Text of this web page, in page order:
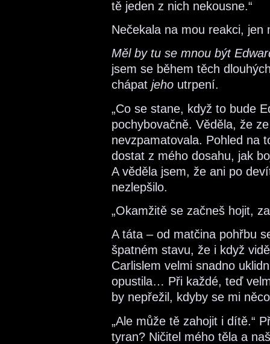
tě jeden z nich nekousne.“
Nečekala na mou reakci, jen
Měl by tu se mnou být
jsem se během těch
chápat jeho utrpení.
„Co se stane, když to bude
pochybovačně. Věděla, že
nevzpamatovala. Pohled na
dostat z mého dosahu, jak
A věděla jsem, že ani po
nezlepšilo.
„Okamžitě se začneš hojit,
A táta – od matčina pohřbu
špatném stavu, že i když
Carlislem velmi snadno
opustila… Při každé, teď
by nepřežil, kdyby se mi
„Ale může tě zahojit i dítě.“
tyran? Ničitel mého těla a